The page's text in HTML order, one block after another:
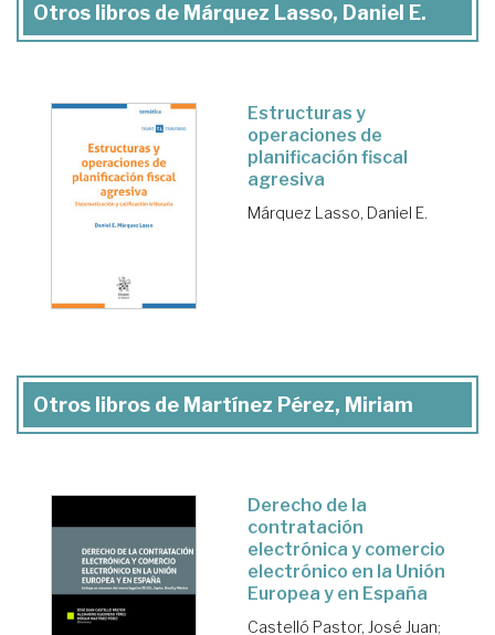
Otros libros de Márquez Lasso, Daniel E.
Estructuras y
operaciones de
planificación fiscal
agresiva
Márquez Lasso, Daniel E.
Otros libros de Martínez Pérez, Miriam
Derecho de la
contratación
electrónica y comercio
electrónico en la Unión
Europea y en España
Castelló Pastor, José Juan;